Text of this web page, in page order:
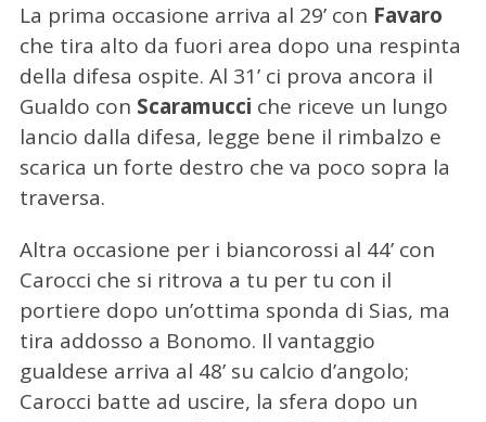
La prima occasione arriva al 29’ con Favaro
che tira alto da fuori area dopo una respinta
della difesa ospite. Al 31’ ci prova ancora il
Gualdo con Scaramucci che riceve un lungo
lancio dalla difesa, legge bene il rimbalzo e
scarica un forte destro che va poco sopra la
traversa.
Altra occasione per i biancorossi al 44’ con
Carocci che si ritrova a tu per tu con il
portiere dopo un’ottima sponda di Sias, ma
tira addosso a Bonomo. Il vantaggio
gualdese arriva al 48’ su calcio d’angolo;
Carocci batte ad uscire, la sfera dopo un